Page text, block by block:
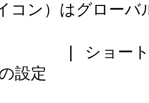
コン）はグロー
| ショート
設定